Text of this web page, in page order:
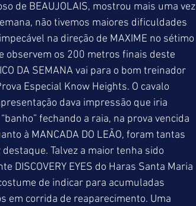
de BEAUJOLAIS, mostrou mais uma vez
não tivemos maiores dificuldades
na direção de MAXIME no sétimo
observem os 200 metros finais deste
DA SEMANA vai para o bom treinador
Especial Know Heights. O cavalo
dava impressão que iria
fechando a raia, na prova vencida
à MANCADA DO LEÃO, foram tantas
Talvez a maior tenha sido
DISCOVERY EYES do Haras Santa Maria
de indicar para acumuladas
em corrida de reaparecimento. Uma